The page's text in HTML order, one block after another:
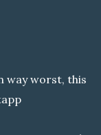
way worst, this